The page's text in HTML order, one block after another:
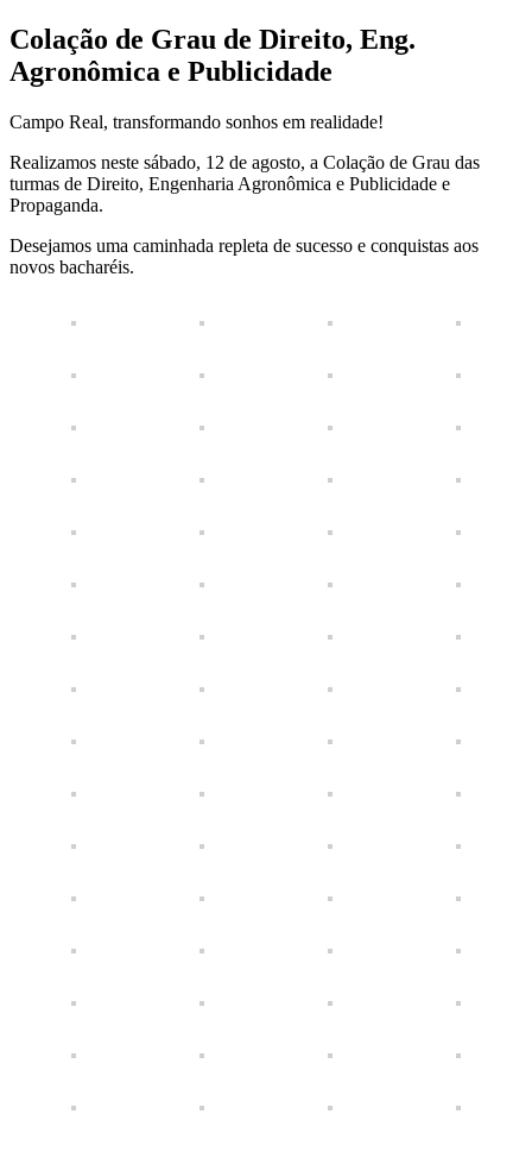
Colação de Grau de Direito, Eng.
Agronômica e Publicidade
Campo Real, transformando sonhos em realidade!
Realizamos neste sábado, 12 de agosto, a Colação de Grau das
turmas de Direito, Engenharia Agronômica e Publicidade e
Propaganda.
Desejamos uma caminhada repleta de sucesso e conquistas aos
novos bacharéis.